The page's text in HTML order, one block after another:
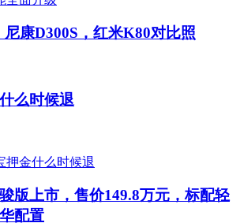
康D300S，红米K80对比照
么时候退
版上市，售价149.8万元，标配轻
配置